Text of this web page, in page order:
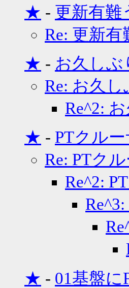
★ - 更新有難
Re: 更新
★ - お久しぶ
Re: お久
Re^2:
★ - PTクル
Re: PTク
Re^2:
★ - 01基盤